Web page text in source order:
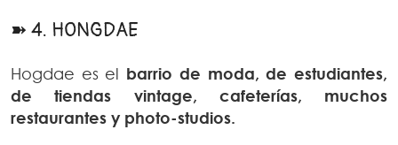
➽ 4. HONGDAE
Hogdae es el barrio de moda, de estudiantes,
de tiendas vintage, cafeterías, muchos
restaurantes y photo-studios.